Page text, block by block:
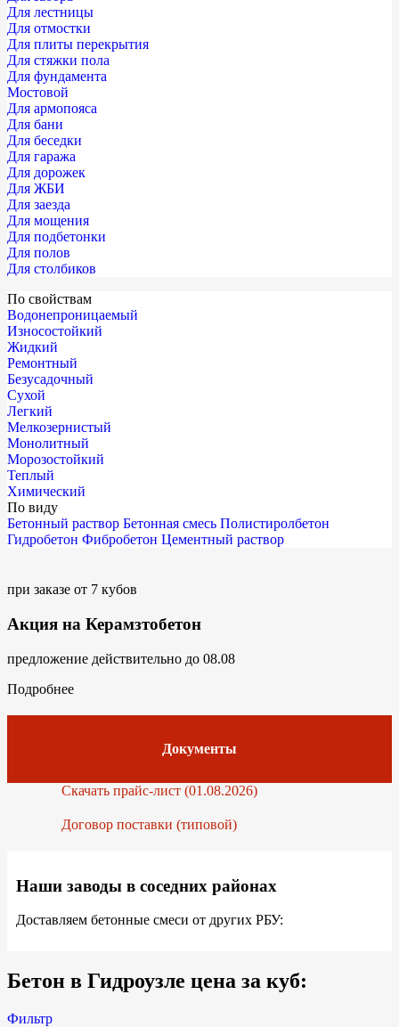
Для лестницы
Для отмостки
Для плиты перекрытия
Для стяжки пола
Для фундамента
Мостовой
Для армопояса
Для бани
Для беседки
Для гаража
Для дорожек
Для ЖБИ
Для заезда
Для мощения
Для подбетонки
Для полов
Для столбиков
По свойствам
Водонепроницаемый
Износостойкий
Жидкий
Ремонтный
Безусадочный
Сухой
Легкий
Мелкозернистый
Монолитный
Морозостойкий
Теплый
Химический
По виду
Бетонный раствор Бетонная смесь Полистиролбетон
Гидробетон Фибробетон Цементный раствор
при заказе от 7 кубов
Акция на Керамзтобетон
предложение действительно до 08.08
Подробнее
Документы
Скачать прайс-лист (01.08.2026)
Договор поставки (типовой)
Наши заводы в соседних районах
Доставляем бетонные смеси от других РБУ:
Бетон в Гидроузле цена за куб:
Фильтр